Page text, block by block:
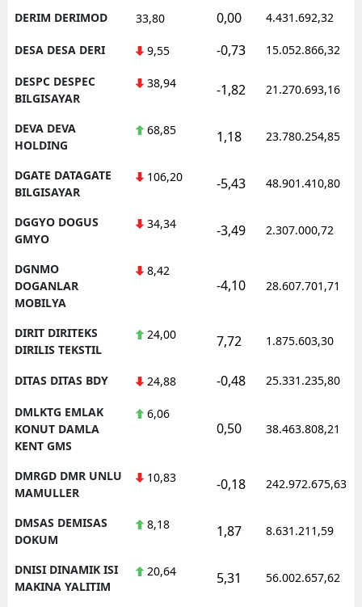
DERIM DERIMOD 33,80 0,00 4.431.692,32
DESA DESA DERI 9,55 -0,73 15.052.866,32
DESPC DESPEC
BILGISAYAR
38,94 -1,82 21.270.693,16
DEVA DEVA
HOLDING
68,85 1,18 23.780.254,85
DGATE DATAGATE
BILGISAYAR
106,20 -5,43 48.901.410,80
DGGYO DOGUS
GMYO
34,34 -3,49 2.307.000,72
DGNMO
DOGANLAR
MOBILYA
8,42
-4,10 28.607.701,71
DIRIT DIRITEKS
DIRILIS TEKSTIL
24,00 7,72 1.875.603,30
DITAS DITAS BDY 24,88 -0,48 25.331.235,80
DMLKTG EMLAK
KONUT DAMLA
KENT GMS
6,06
0,50 38.463.808,21
DMRGD DMR UNLU
MAMULLER
10,83 -0,18 242.972.675,63
DMSAS DEMISAS
DOKUM
8,18 1,87 8.631.211,59
DNISI DINAMIK ISI
MAKINA YALITIM
20,64 5,31 56.002.657,62